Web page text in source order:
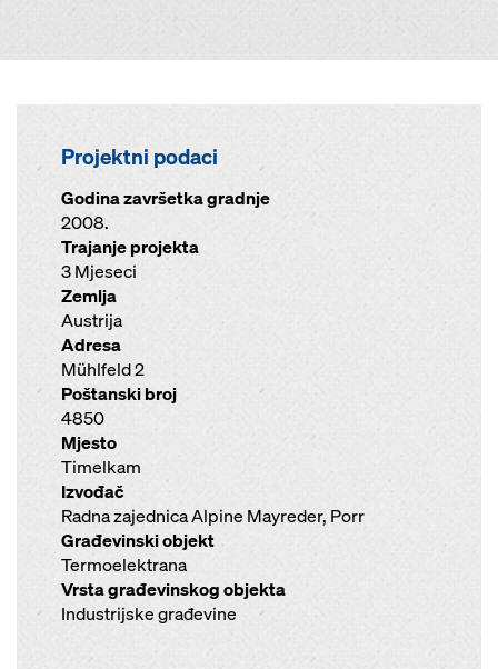
Projektni podaci
Godina završetka gradnje
2008.
Trajanje projekta
3 Mjeseci
Zemlja
Austrija
Adresa
Mühlfeld 2
Poštanski broj
4850
Mjesto
Timelkam
Izvođač
Radna zajednica Alpine Mayreder, Porr
Građevinski objekt
Termoelektrana
Vrsta građevinskog objekta
Industrijske građevine